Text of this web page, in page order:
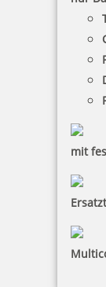
mit
Colop
COLOP
Dr.-Arming-
Colop
Grenzen